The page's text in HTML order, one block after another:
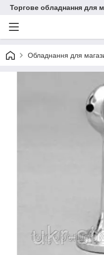
Торгове обладнання для
Обладнання для